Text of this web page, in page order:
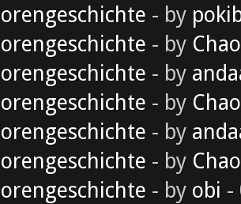
- by
- by
- by
- by
- by
- by
- by obi -